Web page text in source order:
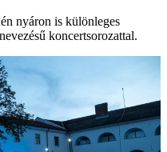
nyáron is különleges
koncertsorozattal.